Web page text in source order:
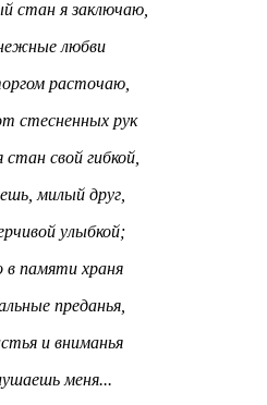
стан я заключаю,
любви
расточаю,
стесненных рук
свой гибкой,
милый друг,
улыбкой;
памяти храня
преданья,
и вниманья
меня...